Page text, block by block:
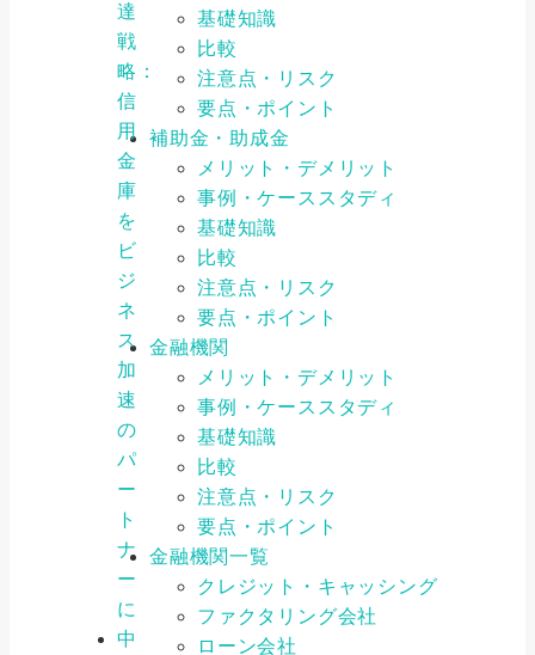
達
戦
略：
信
用
金
庫
を
ビ
ジ
ネ
ス
加
速
の
パ
ー
ト
ナ
ー
に
中
基礎知識
比較
注意点・リスク
要点・ポイント
補助金・助成金
メリット・デメリット
事例・ケーススタディ
基礎知識
比較
注意点・リスク
要点・ポイント
金融機関
メリット・デメリット
事例・ケーススタディ
基礎知識
比較
注意点・リスク
要点・ポイント
金融機関一覧
クレジット・キャッシング
ファクタリング会社
ローン会社